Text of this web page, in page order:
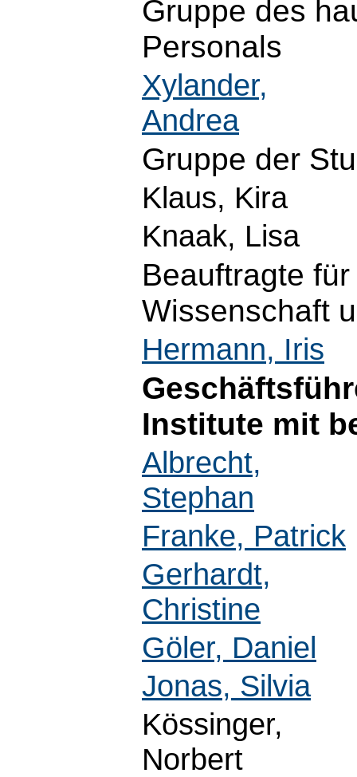
Gruppe des
Personals
Xylander,
Andrea
Gruppe der
Klaus, Kira
Knaak, Lisa
Beauftragte
Wissenschaft
Hermann, Iris
Institute mit
Albrecht,
Stephan
Franke, Patrick
Gerhardt,
Christine
Göler, Daniel
Jonas, Silvia
Kössinger,
Norbert